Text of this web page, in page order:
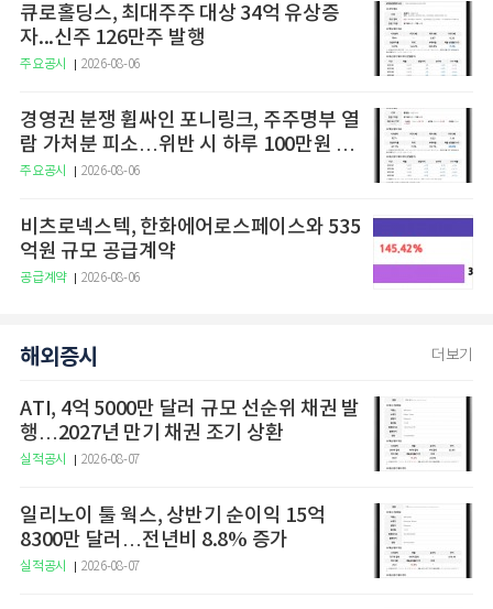
큐로홀딩스, 최대주주 대상 34억 유상증
자...신주 126만주 발행
주요공시 2026-08-06
경영권 분쟁 휩싸인 포니링크, 주주명부 열
람 가처분 피소…위반 시 하루 100만원 청
구
주요공시 2026-08-06
비츠로넥스텍, 한화에어로스페이스와 535
억원 규모 공급계약
공급계약 2026-08-06
해외증시 더보기
ATI, 4억 5000만 달러 규모 선순위 채권 발
행…2027년 만기 채권 조기 상환
실적공시 2026-08-07
일리노이 툴 웍스, 상반기 순이익 15억
8300만 달러…전년비 8.8% 증가
실적공시 2026-08-07